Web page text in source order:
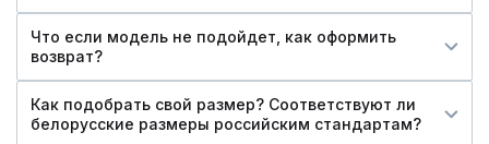
Что если модель не подойдет, как оформить
возврат?
Как подобрать свой размер? Соответствуют ли
белорусские размеры российским стандартам?